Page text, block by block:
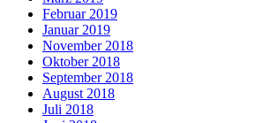
Februar 2019
Januar 2019
November 2018
Oktober 2018
September 2018
August 2018
Juli 2018